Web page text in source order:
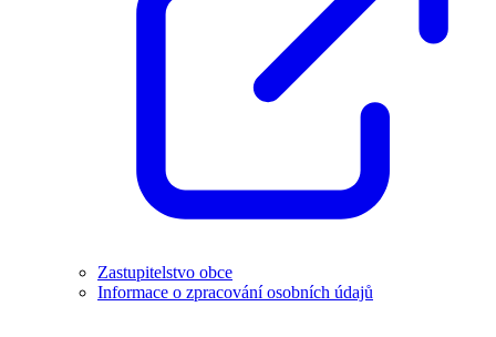
Zastupitelstvo obce
Informace o zpracování osobních údajů